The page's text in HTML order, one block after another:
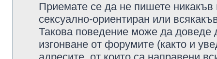
Приемате се да не пишете никакъв
сексуално-ориентиран или
Такова поведение може да доведе
изгонване от форумите (както и